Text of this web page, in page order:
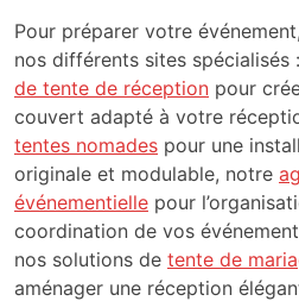
Pour préparer votre
nos différents sites spécialisés
de tente de réception pour
couvert adapté à votre
tentes nomades pour une
originale et modulable, notre
événementielle pour
coordination de vos
nos solutions de tente de
aménager une réception